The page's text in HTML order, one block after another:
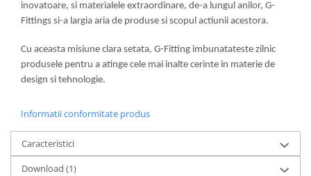
inovatoare, si materialele extraordinare, de-a lungul anilor, G-
Fittings si-a largia aria de produse si scopul actiunii acestora.
Cu aceasta misiune clara setata, G-Fitting imbunatateste zilnic
produsele pentru a atinge cele mai inalte cerinte in materie de
design si tehnologie.
Informatii conformitate produs
Caracteristici
Download (1)